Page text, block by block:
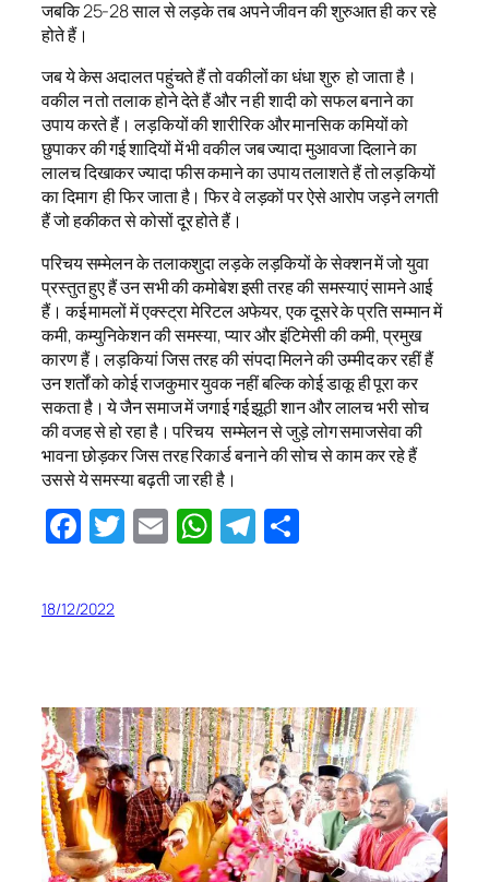
जबकि 25-28 साल से लड़के तब अपने जीवन की शुरुआत ही कर रहे
होते हैं।
जब ये केस अदालत पहुंचते हैं तो वकीलों का धंधा शुरु हो जाता है।
वकील न तो तलाक होने देते हैं और न ही शादी को सफल बनाने का
उपाय करते हैं। लड़कियों की शारीरिक और मानसिक कमियों को
छुपाकर की गई शादियों में भी वकील जब ज्यादा मुआवजा दिलाने का
लालच दिखाकर ज्यादा फीस कमाने का उपाय तलाशते हैं तो लड़कियों
का दिमाग ही फिर जाता है। फिर वे लड़कों पर ऐसे आरोप जड़ने लगती
हैं जो हकीकत से कोसों दूर होते हैं।
परिचय सम्मेलन के तलाकशुदा लड़के लड़कियों के सेक्शन में जो युवा
प्रस्तुत हुए हैं उन सभी की कमोबेश इसी तरह की समस्याएं सामने आई
हैं। कई मामलों में एक्स्ट्रा मेरिटल अफेयर, एक दूसरे के प्रति सम्मान में
कमी, कम्युनिकेशन की समस्या, प्यार और इंटिमेसी की कमी, प्रमुख
कारण हैं। लड़कियां जिस तरह की संपदा मिलने की उम्मीद कर रहीं हैं
उन शर्तों को कोई राजकुमार युवक नहीं बल्कि कोई डाकू ही पूरा कर
सकता है। ये जैन समाज में जगाई गई झूठी शान और लालच भरी सोच
की वजह से हो रहा है। परिचय सम्मेलन से जुड़े लोग समाजसेवा की
भावना छोड़कर जिस तरह रिकार्ड बनाने की सोच से काम कर रहे हैं
उससे ये समस्या बढ़ती जा रही है।
Facebook
Twitter
EmailWhatsApp
Telegram
18/12/2022